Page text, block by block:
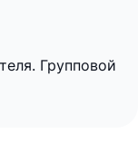
Групповой